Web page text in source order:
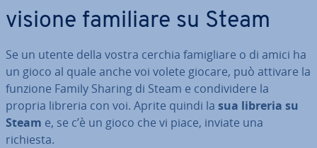
vi­sio­ne familiare su Steam
Se un utente della vostra cerchia fa­mi­glia­re o di amici ha
un gioco al quale anche voi volete giocare, può attivare la
funzione Family Sharing di Steam e con­di­vi­de­re la
propria libreria con voi. Aprite quindi la sua libreria su
Steam e, se c’è un gioco che vi piace, inviate una
richiesta.